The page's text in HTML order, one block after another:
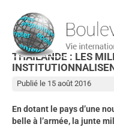
THAÏLANDE : LES
Publié le 15 août 2016
En dotant le pays d’une
belle à l’armée, la junte